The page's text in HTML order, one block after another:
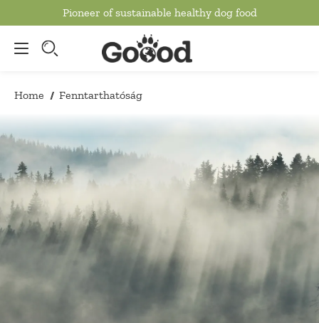
main contentPioneer of sustainable healthy dog food
Home / Fenntarthatóság